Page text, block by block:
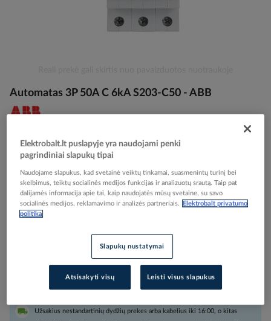
the
beginning
images
gallery
Automatas 3P 50A C 6kA S203-C50 - ABB
028352
EAN kodas
Gamintojo prekės kodas
Prisijunkite, norėdami pamatyti kainas
Įtraukti į palyginimą
darbo dienos (-ų)
Užsakius nestandartinių dydžių prekes arba kabelius iki 16:00, o kitas
Elektrobalt.lt puslapyje yra naudojami penki
pagrindiniai slapukų tipai
Naudojame slapukus, kad svetainė veiktų tinkamai, suasmenintų turinį bei
skelbimus, teiktų socialinės medijos funkcijas ir analizuotų srautą. Taip pat
dalijamės informacija apie tai, kaip naudojatės mūsų svetaine, su savo
socialinės medijos, reklamavimo ir analizės partneriais.
Elektrobalt privatumo
politika
Slapukų nustatymai
Atsisakyti visų Leisti visus slapukus